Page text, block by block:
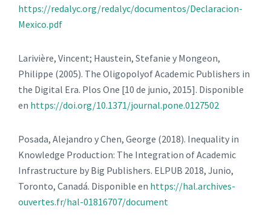
https://redalyc.org/redalyc/documentos/Declaracion-
Mexico.pdf
Larivière, Vincent; Haustein, Stefanie y Mongeon,
Philippe (2005). The Oligopolyof Academic Publishers in
the Digital Era. Plos One [10 de junio, 2015]. Disponible
en https://doi.org/10.1371/journal.pone.0127502
Posada, Alejandro y Chen, George (2018). Inequality in
Knowledge Production: The Integration of Academic
Infrastructure by Big Publishers. ELPUB 2018, Junio,
Toronto, Canadá. Disponible en https://hal.archives-
ouvertes.fr/hal-01816707/document